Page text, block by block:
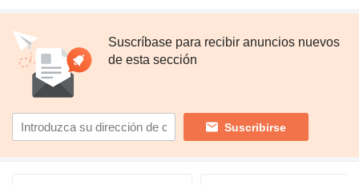
Suscríbase para recibir anuncios nuevos
de esta sección
Suscribirse